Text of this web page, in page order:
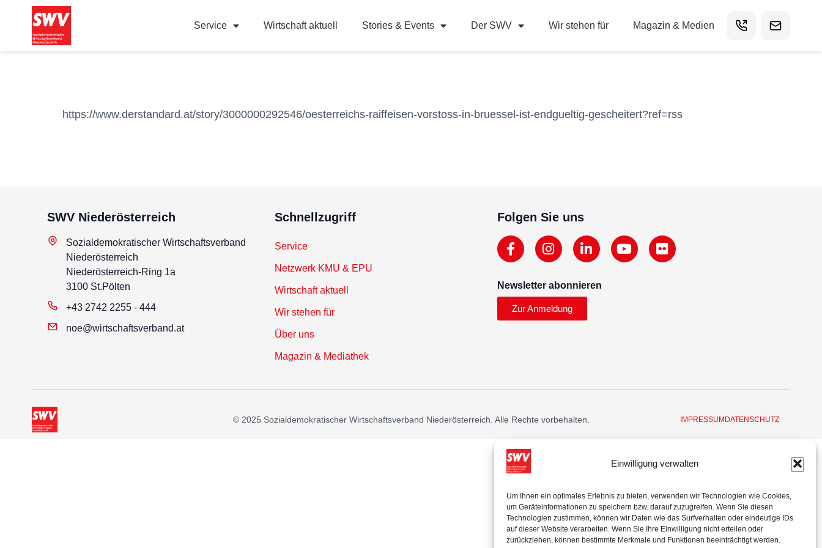
Einwilligung verwalten
Um Ihnen ein optimales Erlebnis zu bieten, verwenden wir Technologien wie Cookies,
um Geräteinformationen zu speichern bzw. darauf zuzugreifen. Wenn Sie diesen
Technologien zustimmen, können wir Daten wie das Surfverhalten oder eindeutige IDs
auf dieser Website verarbeiten. Wenn Sie Ihre Einwilligung nicht erteilen oder
zurückziehen, können bestimmte Merkmale und Funktionen beeinträchtigt werden.
Service Wirtschaft aktuell Stories & Events Der SWV Wir stehen für Magazin & Medien
https://www.derstandard.at/story/3000000292546/oesterreichs-raiffeisen-vorstoss-in-bruessel-ist-endgueltig-gescheitert?ref=rss
SWV Niederösterreich
Sozialdemokratischer Wirtschaftsverband
Niederösterreich
Niederösterreich-Ring 1a
3100 St.Pölten
+43 2742 2255 - 444
noe@wirtschaftsverband.at
Schnellzugriff
Service
Netzwerk KMU & EPU
Wirtschaft aktuell
Wir stehen für
Über uns
Magazin & Mediathek
Folgen Sie uns
Newsletter abonnieren
Zur Anmeldung
© 2025 Sozialdemokratischer Wirtschaftsverband Niederösterreich. Alle Rechte vorbehalten. IMPRESSUMDATENSCHUTZ